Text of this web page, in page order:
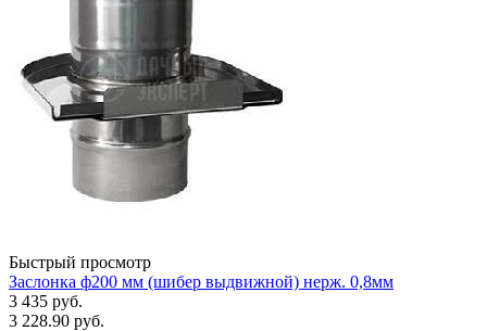
Быстрый просмотр
Заслонка ф200 мм (шибер выдвижной) нерж. 0,8мм
3 435 руб.
3 228.90 руб.